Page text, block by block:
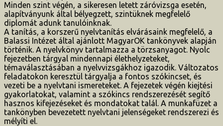
Minden szint végén, a sikeresen letett záróvizsga esetén,
alapítványunk által bélyegzett, szintüknek megfelelő
diplomát adunk tanulóinknak.
A tanítás, a korszerű nyelvtanítás elvárásaink megfelelő, a
Balassi Intézet által ajánlott MagyarOK tankönyvek alapján
történik. A nyelvkönyv tartalmazza a törzsanyagot. Nyolc
fejezetben tárgyal mindennapi élethelyzeteket,
témaválasztásában a nyelvvizsgákhoz igazodik. Változatos
feladatokon keresztül tárgyalja a fontos szókincset, és
vezeti be a nyelvtani ismereteket. A fejezetek végén kiejtési
gyakorlatokat, valamint a szókincs rendszerezését segítő
hasznos kifejezéseket és mondatokat talál. A munkafüzet a
tankönyben bevezetett nyelvtani jelenségeket rendszerezi és
mélyíti el.